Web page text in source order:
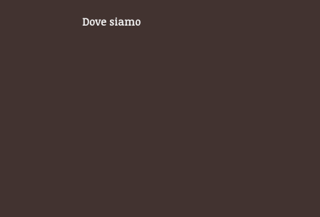
Dove siamo